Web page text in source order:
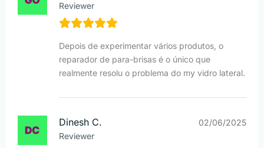
Reviewer
Depois de experimentar vários produtos, o
reparador de para-brisas é o único que
realmente resolu o problema do my vidro lateral.
Dinesh C.
Reviewer
02/06/2025